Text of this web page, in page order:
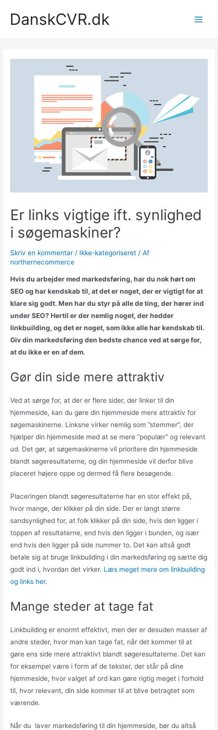
DanskCVR.dk
Er links vigtige ift. synlighed
i søgemaskiner?
Skriv en kommentar / Ikke-kategoriseret / Af
northernecommerce
Hvis du arbejder med markedsføring, har du nok hørt om
SEO og har kendskab til, at det er noget, der er vigtigt for at
klare sig godt. Men har du styr på alle de ting, der hører ind
under SEO? Hertil er der nemlig noget, der hedder
linkbuilding, og det er noget, som ikke alle har kendskab til.
Giv din markedsføring den bedste chance ved at sørge for,
at du ikke er en af dem.
Gør din side mere attraktiv
Ved at sørge for, at der er flere sider, der linker til din
hjemmeside, kan du gøre din hjemmeside mere attraktiv for
søgemaskinerne. Linksne virker nemlig som ”stemmer”, der
hjælper din hjemmeside med at se mere ”populær” og relevant
ud. Det gør, at søgemaskinerne vil prioritere din hjemmeside
blandt søgeresultaterne, og din hjemmeside vil derfor blive
placeret højere oppe og dermed få flere besøgende.
Placeringen blandt søgeresultaterne har en stor effekt på,
hvor mange, der klikker på din side. Der er langt større
sandsynlighed for, at folk klikker på din side, hvis den ligger i
toppen af resultaterne, end hvis den ligger i bunden, og især
end hvis den ligger på side nummer to. Det kan altså godt
betale sig at bruge linkbuilding i din markedsføring og sætte dig
godt ind i, hvordan det virker. Læs meget mere om linkbuilding
og links her.
Mange steder at tage fat
Linkbuilding er enormt effektivt, men der er desuden masser af
andre steder, hvor man kan tage fat, når det kommer til at
gøre ens side mere attraktivt blandt søgeresultaterne. Det kan
for eksempel være i form af de tekster, der står på dine
hjemmeside, hvor valget af ord kan gøre rigtig meget i forhold
til, hvor relevant, din side kommer til at blive betragtet som
værende.
Når du laver markedsføring til din hjemmeside, bør du altså